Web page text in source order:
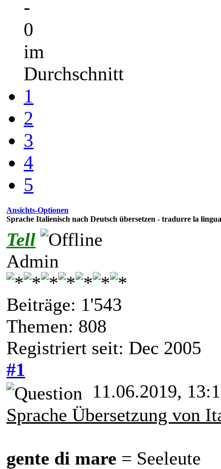
-
0
im
Durchschnitt
1
2
3
4
5
Ansichts-Optionen
Sprache Italienisch nach Deutsch übersetzen - tradurre la lingua
Tell
Admin
Beiträge: 1'543
Themen: 808
Registriert seit: Dec 2005
#1
11.06.2019,
Sprache Übersetzung von
gente di mare = Seeleute